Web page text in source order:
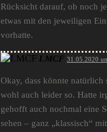
Rücksicht darauf, ob noch
etwas mit den jeweiligen
vorhatte.
I.MCF 31.05.2020
Okay, dass könnte natürlich
wohl auch leider so. Hatte
gehofft auch nochmal eine
sehen – ganz „klassisch“